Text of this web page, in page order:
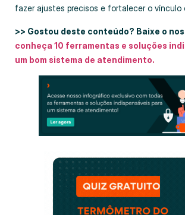
fazer ajustes precisos e fortalecer o vínculo
>> Gostou deste conteúdo? Baixe o
conheça 10 ferramentas e soluções
um bom sistema de atendimento.